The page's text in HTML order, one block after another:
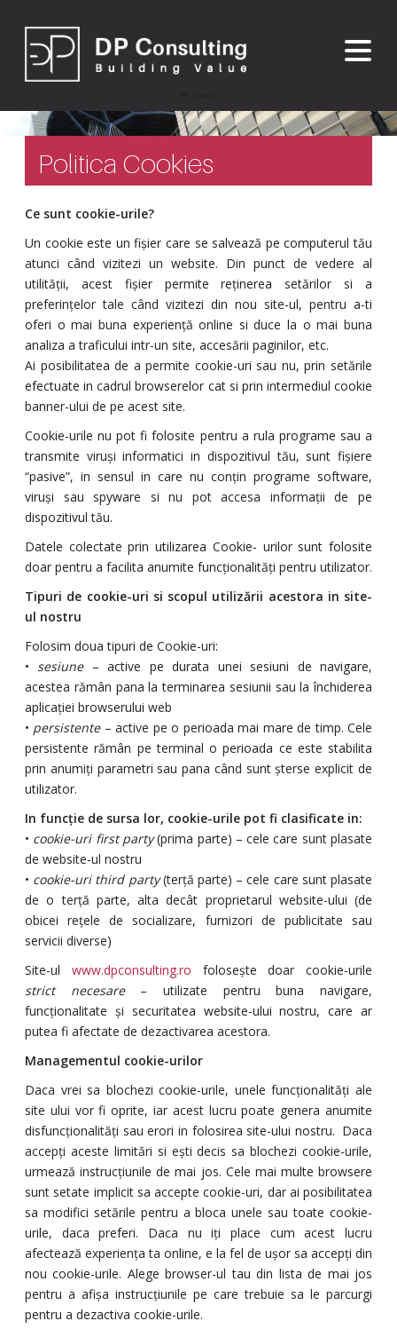
conținut
Politica Cookies
Ce sunt cookie-urile?
Un cookie este un fișier care se salvează pe computerul tău
atunci când vizitezi un website. Din punct de vedere al
utilității, acest fișier permite reținerea setărilor si a
preferințelor tale când vizitezi din nou site-ul, pentru a-ti
oferi o mai buna experiență online si duce la o mai buna
analiza a traficului intr-un site, accesării paginilor, etc.
Ai posibilitatea de a permite cookie-uri sau nu, prin setările
efectuate in cadrul browserelor cat si prin intermediul cookie
banner-ului de pe acest site.
Cookie-urile nu pot fi folosite pentru a rula programe sau a
transmite viruși informatici in dispozitivul tău, sunt fișiere
“pasive”, in sensul in care nu conțin programe software,
viruși sau spyware si nu pot accesa informații de pe
dispozitivul tău.
Datele colectate prin utilizarea Cookie- urilor sunt folosite
doar pentru a facilita anumite funcționalități pentru utilizator.
Tipuri de cookie-uri si scopul utilizării acestora in site-
ul nostru
Folosim doua tipuri de Cookie-uri:
• sesiune– active pe durata unei sesiuni de navigare,
acestea rămân pana la terminarea sesiunii sau la închiderea
aplicației browserului web
• persistente– active pe o perioada mai mare de timp. Cele
persistente rămân pe terminal o perioada ce este stabilita
prin anumiți parametri sau pana când sunt șterse explicit de
utilizator.
In funcție de sursa lor, cookie-urile pot fi clasificate in:
• cookie-uri first party(prima parte) – cele care sunt plasate
de website-ul nostru
• cookie-uri third party(terță parte) – cele care sunt plasate
de o terță parte, alta decât proprietarul website-ului (de
obicei rețele de socializare, furnizori de publicitate sau
servicii diverse)
Site-ul www.dpconsulting.ro folosește doar cookie-urile
strict necesare– utilizate pentru buna navigare,
funcționalitate și securitatea website-ului nostru, care ar
putea fi afectate de dezactivarea acestora.
Managementul cookie-urilor
Daca vrei sa blochezi cookie-urile, unele funcționalități ale
site ului vor fi oprite, iar acest lucru poate genera anumite
disfuncționalități sau erori in folosirea site-ului nostru. Daca
accepți aceste limitări si ești decis sa blochezi cookie-urile,
urmează instrucțiunile de mai jos. Cele mai multe browsere
sunt setate implicit sa accepte cookie-uri, dar ai posibilitatea
sa modifici setările pentru a bloca unele sau toate cookie-
urile, daca preferi. Daca nu iți place cum acest lucru
afectează experiența ta online, e la fel de ușor sa accepți din
nou cookie-urile. Alege browser-ul tau din lista de mai jos
pentru a afișa instrucțiunile pe care trebuie sa le parcurgi
pentru a dezactiva cookie-urile.